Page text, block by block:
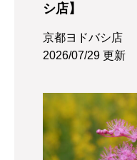
シ店】
京都ヨドバシ店
2026/07/29 更新